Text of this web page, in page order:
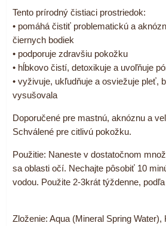
Tento prírodný čistiaci prostriedok:
• pomáhá čistiť problematickú a
čiernych bodiek
• podporuje zdravšiu pokožku
• hĺbkovo čistí, detoxikuje a uvoľňuje
• vyživuje, ukľudňuje a osviežuje pleť,
vysušovala
Doporučené pre mastnú, aknóznu a
Schválené pre citlivú pokožku.
Použitie: Naneste v dostatočnom
sa oblasti očí. Nechajte pôsobiť 10
vodou. Použite 2-3krát týždenne,
Zloženie: Aqua (Mineral Spring Water),